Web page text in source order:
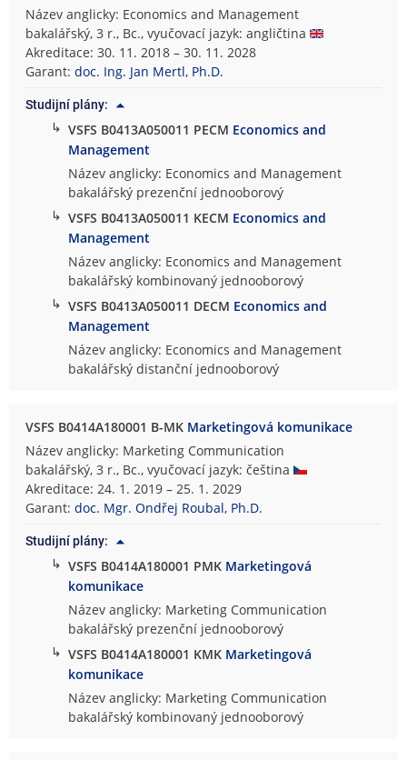
Název anglicky: Economics and Management
bakalářský, 3 r., Bc., vyučovací jazyk: angličtina
Akreditace: 30. 11. 2018 – 30. 11. 2028
Garant:doc. Ing. Jan Mertl, Ph.D.
Studijní plány:
↳ VSFS B0413A050011 PECM Economics and
Management
Název anglicky: Economics and Management
bakalářský prezenční jednooborový
↳ VSFS B0413A050011 KECM Economics and
Management
Název anglicky: Economics and Management
bakalářský kombinovaný jednooborový
↳ VSFS B0413A050011 DECM Economics and
Management
Název anglicky: Economics and Management
bakalářský distanční jednooborový
VSFS B0414A180001 B-MK Marketingová komunikace
Název anglicky: Marketing Communication
bakalářský, 3 r., Bc., vyučovací jazyk: čeština
Akreditace: 24. 1. 2019 – 25. 1. 2029
Garant:doc. Mgr. Ondřej Roubal, Ph.D.
Studijní plány:
↳ VSFS B0414A180001 PMK Marketingová
komunikace
Název anglicky: Marketing Communication
bakalářský prezenční jednooborový
↳ VSFS B0414A180001 KMK Marketingová
komunikace
Název anglicky: Marketing Communication
bakalářský kombinovaný jednooborový